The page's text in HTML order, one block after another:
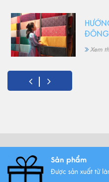
ĐÔNG
Xem
Đông
Xem
Sản phẩm
Được sản xuất từ